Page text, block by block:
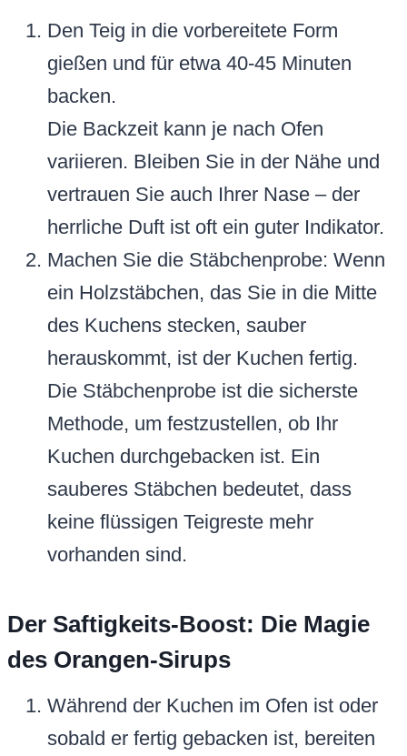
Den Teig in die vorbereitete Form
gießen und für etwa 40-45 Minuten
backen.
Die Backzeit kann je nach Ofen
variieren. Bleiben Sie in der Nähe und
vertrauen Sie auch Ihrer Nase – der
herrliche Duft ist oft ein guter Indikator.
Machen Sie die Stäbchenprobe: Wenn
ein Holzstäbchen, das Sie in die Mitte
des Kuchens stecken, sauber
herauskommt, ist der Kuchen fertig.
Die Stäbchenprobe ist die sicherste
Methode, um festzustellen, ob Ihr
Kuchen durchgebacken ist. Ein
sauberes Stäbchen bedeutet, dass
keine flüssigen Teigreste mehr
vorhanden sind.
Der Saftigkeits-Boost: Die Magie
des Orangen-Sirups
Während der Kuchen im Ofen ist oder
sobald er fertig gebacken ist, bereiten